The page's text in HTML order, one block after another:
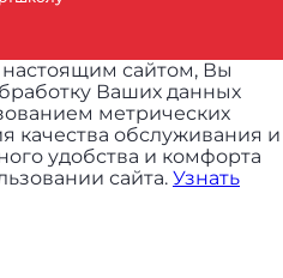
сайтом, Вы
Ваших данных
метрических
качества обслуживания и
удобства и комфорта
сайта. Узнать